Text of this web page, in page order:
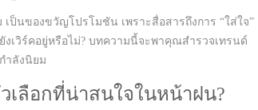
ป็นของขวัญโปรโมชัน เพราะสื่อสารถึงการ “ใส่ใจ”
งเวิร์คอยู่หรือไม่? บทความนี้จะพาคุณสำรวจเทรนด์
ำลังนิยม
เลือกที่น่าสนใจในหน้าฝน?